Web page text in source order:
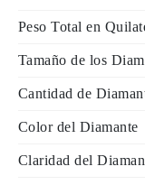
Peso Total en
Tamaño de los
Cantidad de
Color del Diamante
Claridad del